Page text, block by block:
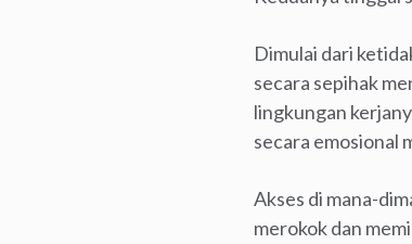
Dimulai dari
secara sepihak
lingkungan
secara emosional
Akses di mana-
merokok dan